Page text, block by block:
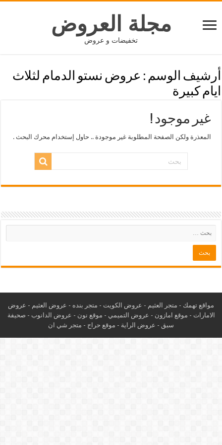
مجلة العروض
تخفيضات و عروض
أرشيف الوسم : عروض نستو الدمام لثلاث
ايام كبيرة
غير موجود !
المعذرة ولكن الصفحة المطلوبة غير موجودة .. حاول إستخدام محرك البحث .
مواقع تهمك - متجر العثيم - عروض الكويت - متجر بنده - عروض العثيم - عروض
الامارات - موقع امازون - عروض التميمي - موقع نون - عروض الدانوب - صحيفة
سبق - عروض الراية - موقع حراج - متجر شي ان